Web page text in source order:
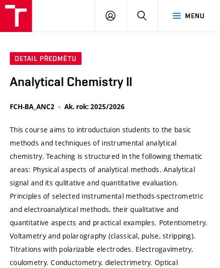
MENU
PŘIHLÁSIT
DETAIL PŘEDMĚTU
Analytical Chemistry II
FCH-BA_ANC2 Ak. rok: 2025/2026
This course aims to introductuion students to the basic
methods and techniques of instrumental analytical
chemistry. Teaching is structured in the following thematic
areas: Physical aspects of analytical methods. Analytical
signal and its qulitative and quantitative evaluation.
Principles of selected instrumental methods-spectrometric
and electroanalytical methods, their qualitative and
quantitative aspects and practical examples. Potentiometry.
Voltametry and polarography (classical, pulse, stripping).
Titrations with polarizable electrodes. Electrogavimetry,
coulometry. Conductometry, dielectrimetry. Optical